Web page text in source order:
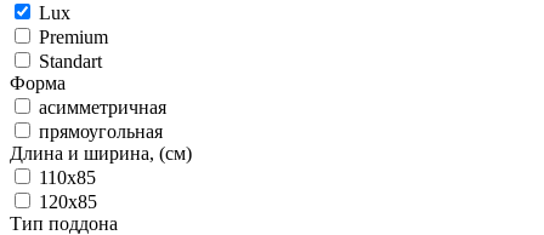
Lux
Premium
Standart
Форма
асимметричная
прямоугольная
Длина и ширина, (см)
110x85
120x85
Тип поддона